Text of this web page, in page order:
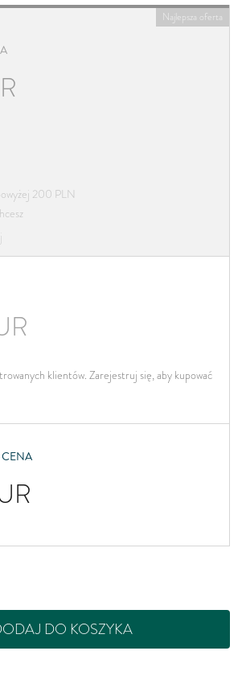
Najlepsza oferta
200 PLN
klientów. Zarejestruj się, aby kupować
DO KOSZYKA